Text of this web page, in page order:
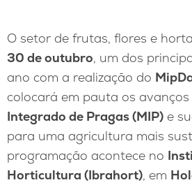
O setor de frutas, flores e
30 de outubro, um dos
ano com a realização do
colocará em pauta os avanços
Integrado de Pragas (MIP) e
para uma agricultura mais
programação acontece no
Horticultura (Ibrahort), em